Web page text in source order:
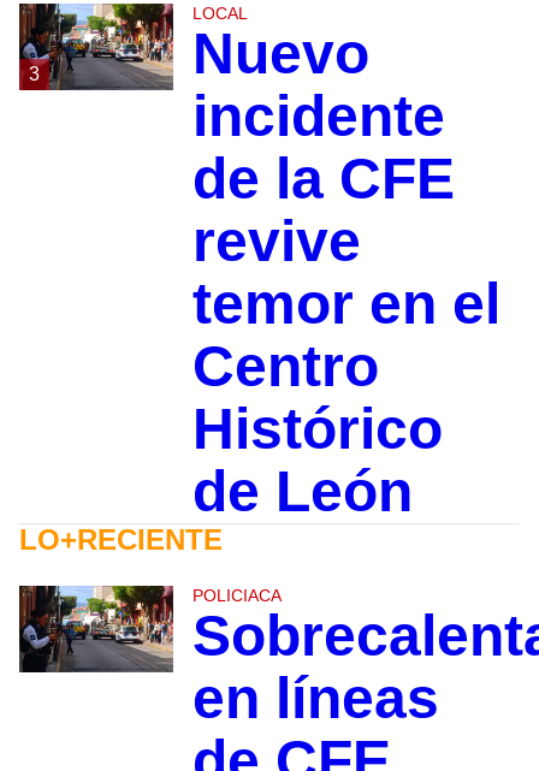
3
LOCAL
Nuevo
incidente
de la CFE
revive
temor en el
Centro
Histórico
de León
LO+RECIENTE
POLICIACA
en líneas